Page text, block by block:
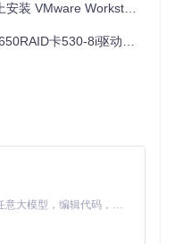
Workstation：一站式指南
序安装指南：确保硬件与系统完美协同
Claude Code 的开源替代方案。连接任意大模型，编辑代码，运行命令，自动验证 — 全自动执行。用 Rust 构建，极致性能。 ｜ An open-source alternative to Claude Code. Connect any LLM, edit code, run commands, and verify changes — autonomously. Built in Rust for speed. Get Started